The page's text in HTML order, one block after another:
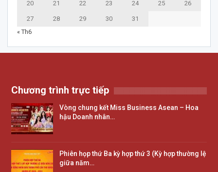
20 21 22 23 24 25 26
27 28 29 30
31
« Th6
Chương trình trực tiếp
Vòng chung kết Miss Business Asean – Hoa
hậu Doanh nhân…
Phiên họp thứ Ba kỳ hợp thứ 3 (Kỳ hợp thường lệ
giữa năm…